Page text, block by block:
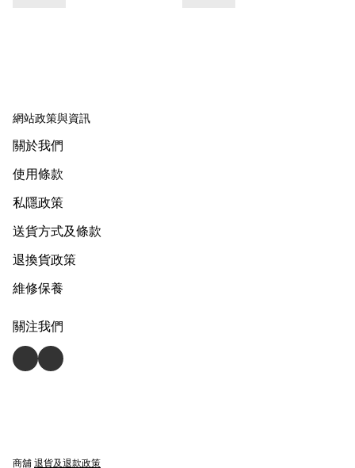
網站政策與資訊
關於我們
使用條款
私隱政策
送貨方式及條款
退換貨政策
維修保養
關注我們
商舖 退貨及退款政策